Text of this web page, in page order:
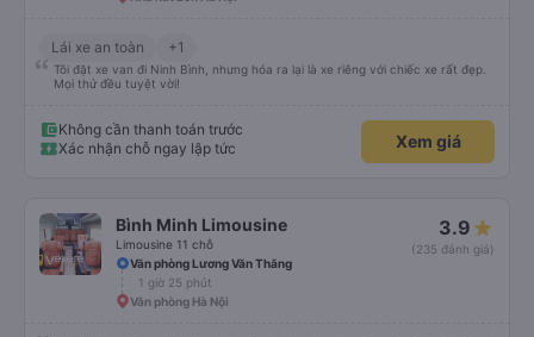
Lái xe an toàn +1
Tôi đặt xe van đi Ninh Bình, nhưng hóa ra lại là xe riêng với chiếc xe rất đẹp.
Mọi thứ đều tuyệt vời!
Không cần thanh toán trước
Xác nhận chỗ ngay lập tức
Xem giá
Bình Minh Limousine
Limousine 11 chỗ
3.9
(235 đánh giá)
Văn phòng Lương Văn Thăng
1 giờ 25 phút
Văn phòng Hà Nội